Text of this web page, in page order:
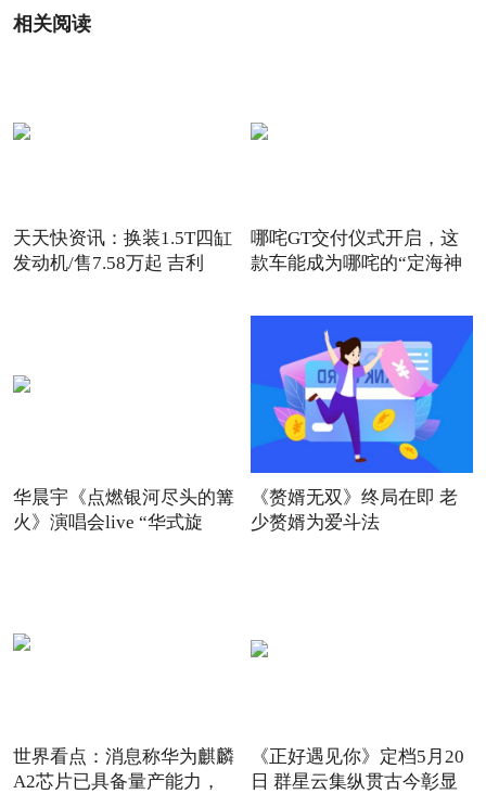
相关阅读
天天快资讯：换装1.5T四缸
发动机/售7.58万起 吉利
哪咤GT交付仪式开启，这
款车能成为哪咤的“定海神
华晨宇《点燃银河尽头的篝
火》演唱会live “华式旋
《赘婿无双》终局在即 老
少赘婿为爱斗法
世界看点：消息称华为麒麟
A2芯片已具备量产能力，
《正好遇见你》定档5月20
日 群星云集纵贯古今彰显